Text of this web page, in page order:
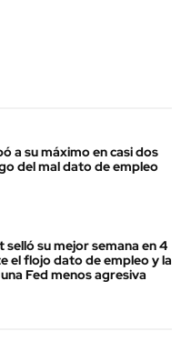
a su máximo en casi dos
del mal dato de empleo
selló su mejor semana en 4
el flojo dato de empleo y la
Fed menos agresiva